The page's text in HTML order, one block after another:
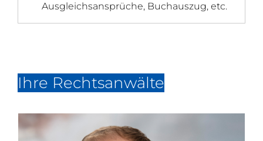
Ausgleichsansprüche, Buchauszug, etc.
Ihre Rechtsanwälte